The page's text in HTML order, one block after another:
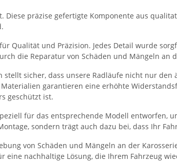
präzise gefertigte Komponente aus
Qualität und Präzision. Jedes Detail wurde
die Reparatur von Schäden und Mängeln an
sicher, dass unsere Radläufe nicht nur
garantieren eine erhöhte
geschützt ist.
für das entsprechende Modell entworfen,
sondern trägt auch dazu bei, dass Ihr
von Schäden und Mängeln an der
nachhaltige Lösung, die Ihrem Fahrzeug